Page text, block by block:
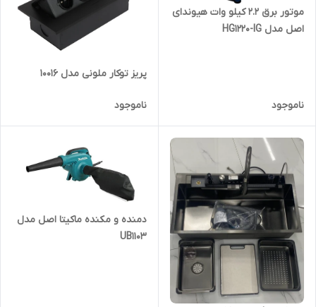
موتور برق 2.2 کیلو وات هیوندای
اصل مدل HG1220-IG
ناموجود
پریز توکار ملونی مدل 10016
ناموجود
دمنده و مکنده ماکیتا اصل مدل
UB1103